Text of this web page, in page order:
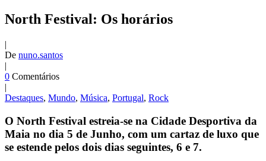
North Festival: Os horários
|
De nuno.santos
|
0 Comentários
|
Destaques, Mundo, Música, Portugal, Rock
O North Festival estreia-se na Cidade Desportiva da
Maia no dia 5 de Junho, com um cartaz de luxo que
se estende pelos dois dias seguintes, 6 e 7.